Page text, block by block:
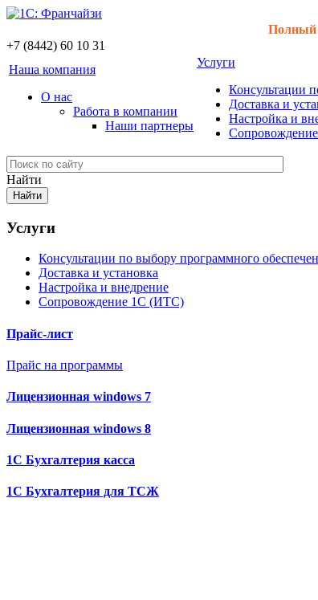
Полный
+7 (8442) 60 10 31
Наша компания
О нас
Работа в компании
Наши партнеры
Услуги
Консультации
Доставка и
Настройка и
Найти
Услуги
Консультации по выбору программного
Доставка и установка
Настройка и внедрение
Сопровождение 1С (ИТС)
Прайс-лист
Прайс на программы
Лицензионная windows 7
Лицензионная windows 8
1С Бухгалтерия касса
1С Бухгалтерия для ТСЖ